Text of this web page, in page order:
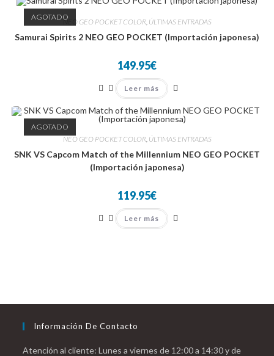
AGOTADO
NEO GEO POCKET COLOR, ÚLTIMAS ENTRADAS
Samurai Spirits 2 NEO GEO POCKET (Importación japonesa)
149.95€
Leer más
AGOTADO
NEO GEO POCKET COLOR, ÚLTIMAS ENTRADAS
SNK VS Capcom Match of the Millennium NEO GEO POCKET
(Importación japonesa)
119.95€
Leer más
Información De Contacto
Atención al cliente: Lunes a viernes de 12:00 a 14:30 y de